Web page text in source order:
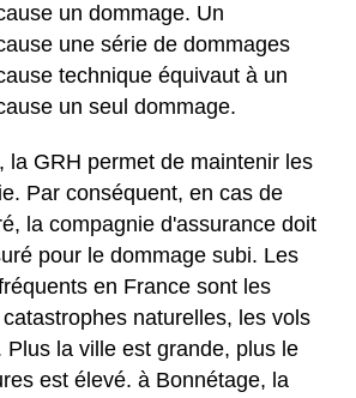
un dommage. Un
une série de dommages
technique équivaut à un
un seul dommage.
la GRH permet de maintenir les
Par conséquent, en cas de
la compagnie d'assurance doit
pour le dommage subi. Les
en France sont les
naturelles, les vols
Plus la ville est grande, plus le
est élevé. à Bonnétage, la